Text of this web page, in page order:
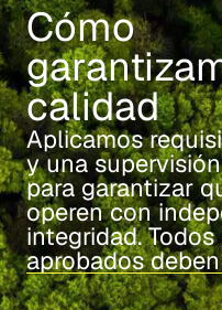
Cómo
calidad
Aplicamos
y una
para garantizar
operen con
integridad. Todos
aprobados